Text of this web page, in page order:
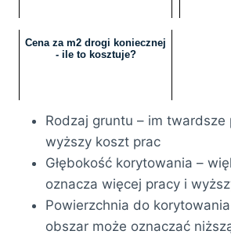
Cena za m2 drogi koniecznej
- ile to kosztuje?
Rodzaj gruntu – im twardsze
wyższy koszt prac
Głębokość korytowania –
oznacza więcej pracy i
Powierzchnia do
obszar może oznaczać